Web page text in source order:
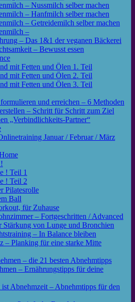
– Nussmilch selber machen
– Hanfmilch selber machen
– Getreidemilch selber machen
–
– Das 1&1 der veganen Bäckerei
– Bewusst essen
mit Fetten und Ölen 1. Teil
mit Fetten und Ölen 2. Teil
mit Fetten und Ölen 3. Teil
und erreichen – 6 Methoden
– Schritt für Schritt zum Ziel
„Verbindlichkeits-Partner“
Januar / Februar / März
! Teil 1
! Teil 2
Pilatesrolle
Ball
für Zuhause
– Fortgeschritten / Advanced
Stärkung von Lunge und Bronchien
– In Balance bleiben
– Planking für eine starke Mitte
– die 21 besten Abnehmtipps
– Ernährungstipps für deine
Abnehmzeit – Abnehmtipps für den